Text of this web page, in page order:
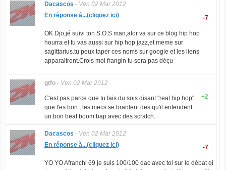
Dacascos - Ven 02 Mar 2012
-7
En réponse à...(cliquez ici)
OK Djo,jé suivi ton S.O.S man,alor va sur ce blog hip hop
hourra et tu vas aussi sur hip hop jazz,et meme sur
sagittarius.tu peux taper ces noms sur google et les liens
apparaitront.Crois moi frangin tu sera pas déçu
gtfo- Ven 02 Mar 2012
+2
C'est pas parce que tu fais du sois disant "real hip hop"
que t'es bon , les mecs se branlent des qu'il entendent
un bon beat boom bap avec des scratch.
Dacascos - Ven 02 Mar 2012
-7
En réponse à...(cliquez ici)
YO YO Afranchi 69 je suis 100/100 dac avec toi sur le débat qi